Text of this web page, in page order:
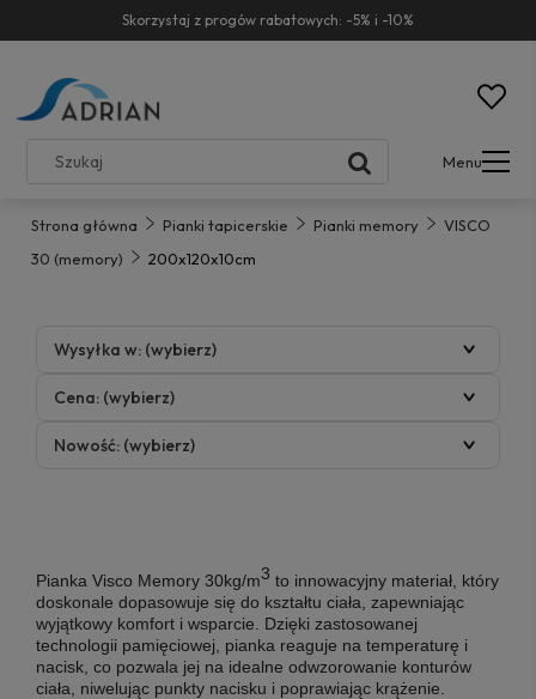
Skorzystaj z progów rabatowych: -5% i -10%
Menu
Strona główna Pianki tapicerskie Pianki memory
VISCO
30 (memory)
200x120x10cm
Wysyłka w: (wybierz)
Cena: (wybierz)
Nowość: (wybierz)
Pianka Visco Memory 30kg/m3 to innowacyjny materiał, który
doskonale dopasowuje się do kształtu ciała, zapewniając
wyjątkowy komfort i wsparcie. Dzięki zastosowanej
technologii pamięciowej, pianka reaguje na temperaturę i
nacisk, co pozwala jej na idealne odwzorowanie konturów
ciała, niwelując punkty nacisku i poprawiając krążenie.